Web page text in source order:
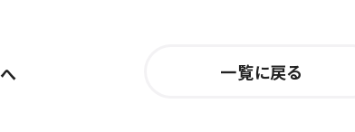
一覧に戻る